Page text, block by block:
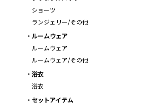
ショーツ
ランジェリー/その他
ルームウェア
ルームウェア
ルームウェア/その他
浴衣
浴衣
セットアイテム